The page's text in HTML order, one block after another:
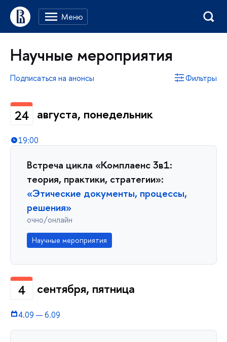
Научные мероприятия
Подписаться на анонсы Фильтры
24 августа, понедельник
19:00
Встреча цикла «Комплаенс 3в1:
теория, практики, стратегии»:
«Этические документы, процессы,
решения»
очно/онлайн
Научные мероприятия
4 сентября, пятница
4.09 —6.09